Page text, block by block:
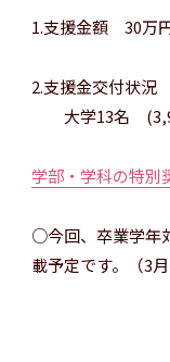
1.支援金額 30万
2.支援金交付状況
大学13名
学部・学科の特別
○今回、卒業学年
載予定です。（3